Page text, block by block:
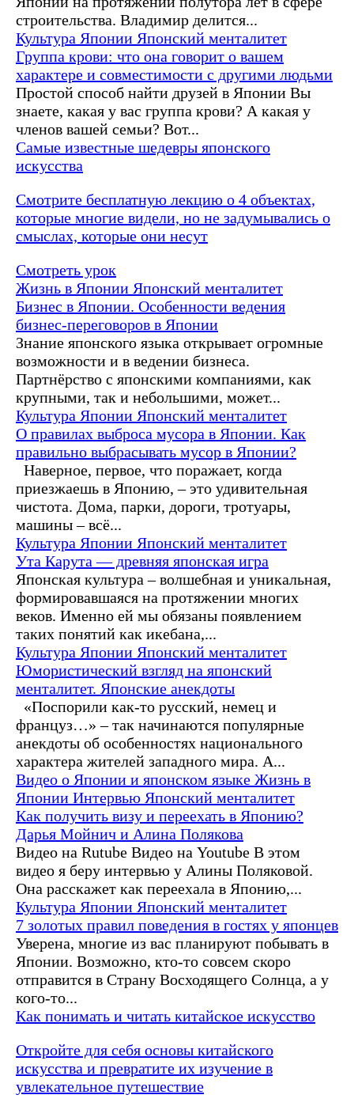
строительства. Владимир делится...
Культура Японии Японский менталитет
Группа крови: что она говорит о вашем
характере и совместимости с другими людьми
Простой способ найти друзей в Японии Вы
знаете, какая у вас группа крови? А какая у
членов вашей семьи? Вот...
Самые известные шедевры японского
искусства
Смотрите бесплатную лекцию о 4 объектах,
которые многие видели, но не задумывались о
смыслах, которые они несут
Смотреть урок
Жизнь в Японии Японский менталитет
Бизнес в Японии. Особенности ведения
бизнес-переговоров в Японии
Знание японского языка открывает огромные
возможности и в ведении бизнеса.
Партнёрство с японскими компаниями, как
крупными, так и небольшими, может...
Культура Японии Японский менталитет
О правилах выброса мусора в Японии. Как
правильно выбрасывать мусор в Японии?
Наверное, первое, что поражает, когда
приезжаешь в Японию, – это удивительная
чистота. Дома, парки, дороги, тротуары,
машины – всё...
Культура Японии Японский менталитет
Ута Карута — древняя японская игра
Японская культура – волшебная и уникальная,
формировавшаяся на протяжении многих
веков. Именно ей мы обязаны появлением
таких понятий как икебана,...
Культура Японии Японский менталитет
Юмористический взгляд на японский
менталитет. Японские анекдоты
«Поспорили как-то русский, немец и
француз…» – так начинаются популярные
анекдоты об особенностях национального
характера жителей западного мира. А...
Видео о Японии и японском языке Жизнь в
Японии Интервью Японский менталитет
Как получить визу и переехать в Японию?
Дарья Мойнич и Алина Полякова
Видео на Rutube Видео на Youtube В этом
видео я беру интервью у Алины Поляковой.
Она расскажет как переехала в Японию,...
Культура Японии Японский менталитет
7 золотых правил поведения в гостях у японцев
Уверена, многие из вас планируют побывать в
Японии. Возможно, кто-то совсем скоро
отправится в Страну Восходящего Солнца, а у
кого-то...
Как понимать и читать китайское искусство
Откройте для себя основы китайского
искусства и превратите их изучение в
увлекательное путешествие